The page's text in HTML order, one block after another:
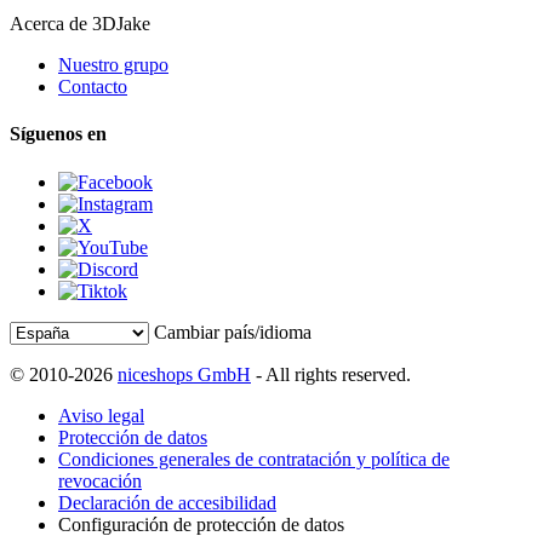
Acerca de 3DJake
Nuestro grupo
Contacto
Síguenos en
Cambiar país/idioma
© 2010-2026 niceshops GmbH - All rights reserved.
Aviso legal
Protección de datos
Condiciones generales de contratación y política de
revocación
Declaración de accesibilidad
Configuración de protección de datos